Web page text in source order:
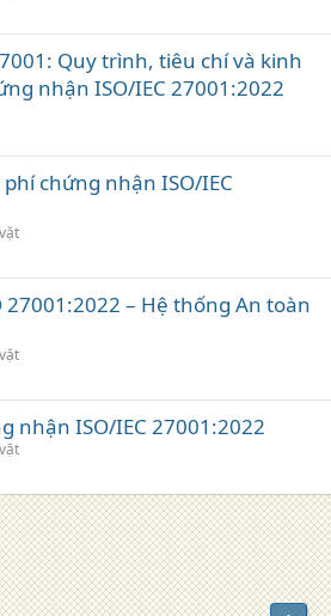
Quy trình, tiêu chí và kinh
nhận ISO/IEC 27001:2022
chứng nhận ISO/IEC
27001:2022 – Hệ thống An toàn
nhận ISO/IEC 27001:2022